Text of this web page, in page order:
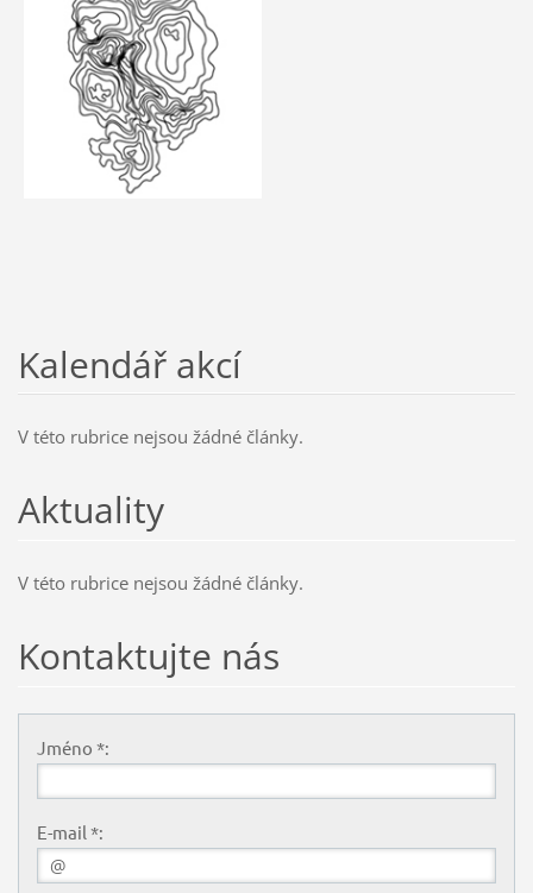
Kalendář akcí
V této rubrice nejsou žádné články.
Aktuality
V této rubrice nejsou žádné články.
Kontaktujte nás
Jméno *:
E-mail *: